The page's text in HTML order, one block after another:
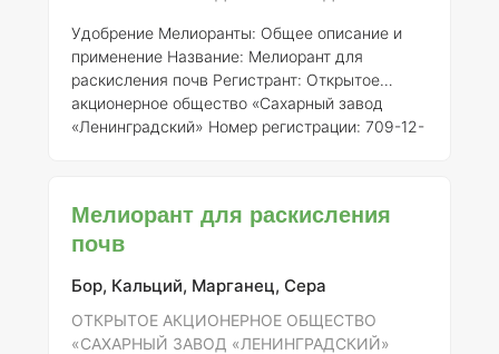
Удобрение Мелиоранты: Общее описание и
применение Название: Мелиорант для
раскисления почв Регистрант: Открытое
акционерное общество «Сахарный завод
«Ленинградский» Номер регистрации: 709-12-
кислых почв, что особенно актуально для
регионов России с низким pH. Основная
нейтрализации кислотности почвы и создании
более благоприятных условий для роста
сельскохозяйственных культур. ### Состав
Мелиорант для раскисления
почв
Бор, Кальций, Марганец, Сера
ОТКРЫТОЕ АКЦИОНЕРНОЕ ОБЩЕСТВО
«САХАРНЫЙ ЗАВОД «ЛЕНИНГРАДСКИЙ»